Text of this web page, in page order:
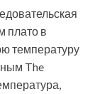
плато в
температуру
The